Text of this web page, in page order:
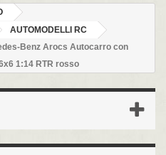
AUTOMODELLI RC
Benz Arocs Autocarro con
1:14 RTR rosso